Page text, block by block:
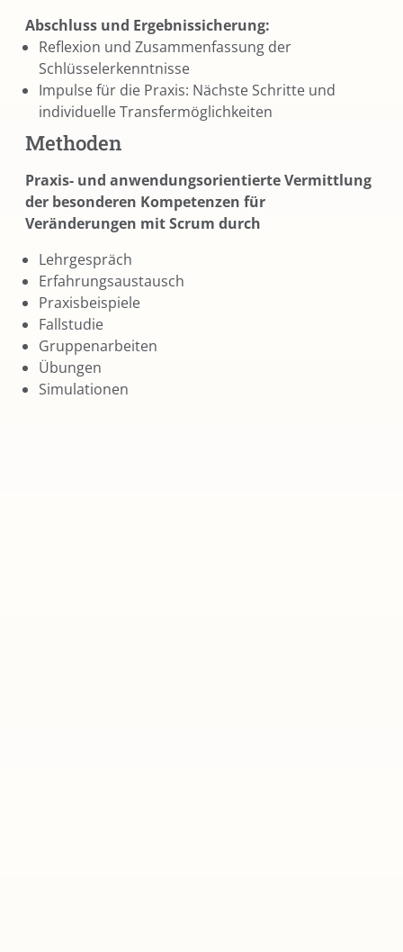
Abschluss und Ergebnissicherung:
Reflexion und Zusammenfassung der
Schlüsselerkenntnisse
Impulse für die Praxis: Nächste Schritte und
individuelle Transfermöglichkeiten
Methoden
Praxis- und anwendungsorientierte Vermittlung
der besonderen Kompetenzen für
Veränderungen mit Scrum durch
Lehrgespräch
Erfahrungsaustausch
Praxisbeispiele
Fallstudie
Gruppenarbeiten
Übungen
Simulationen